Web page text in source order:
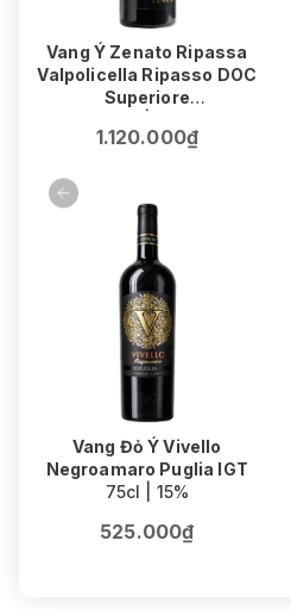
Vang Ý Zenato Ripassa
Valpolicella Ripasso DOC
Superiore
1.120.000₫
Vang Đỏ Ý Vivello
Negroamaro Puglia IGT
75cl | 15%
525.000₫